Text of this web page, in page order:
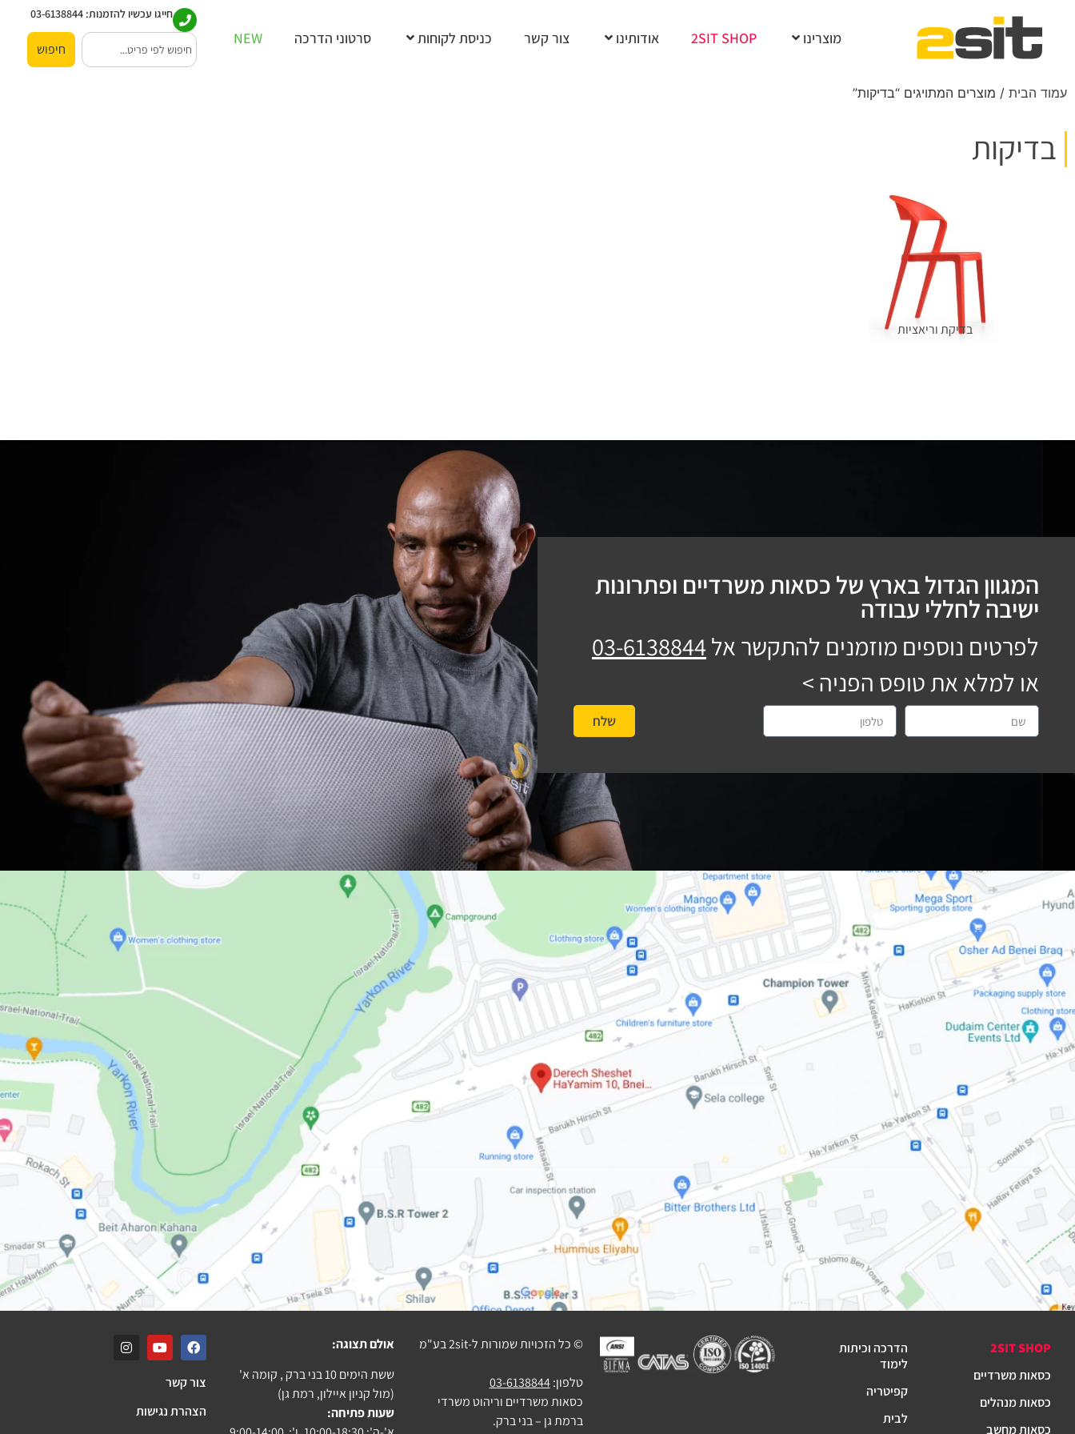
מוצרינו 2SIT SHOP אודותינו צור קשר כניסת לקוחות סרטוני הדרכה NEW
חייגו עכשיו להזמנות: 03-6138844
חיפוש
עמוד הבית / מוצרים המתויגים “בדיקות”
בדיקות
בדיקת וריאציות
המגוון הגדול בארץ של כסאות משרדיים ופתרונות
ישיבה לחללי עבודה
לפרטים נוספים מוזמנים להתקשר אל03-6138844
או למלא את טופס הפניה >
שלח
2SIT SHOP
כסאות משרדיים
כסאות מנהלים
כסאות מחשב
הדרכה וכיתות
לימוד
קפיטריה
לבית
© כל הזכויות שמורות ל-2sit בע"מ
טלפון:03-6138844
כסאות משרדיים וריהוט משרדי
ברמת גן – בני ברק.
אולם תצוגה:
ששת הימים 10 בני ברק , קומה א'
(מול קניון איילון, רמת גן)
שעות פתיחה:
צור קשר
הצהרת נגישות